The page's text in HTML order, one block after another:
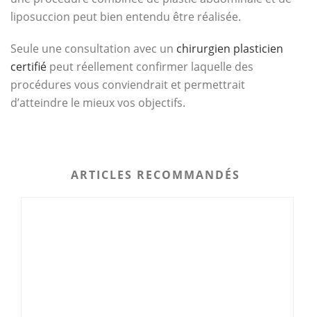
liposuccion peut bien entendu être réalisée.
Seule une consultation avec un chirurgien plasticien
certifié peut réellement confirmer laquelle des
procédures vous conviendrait et permettrait
d’atteindre le mieux vos objectifs.
ARTICLES RECOMMANDÉS